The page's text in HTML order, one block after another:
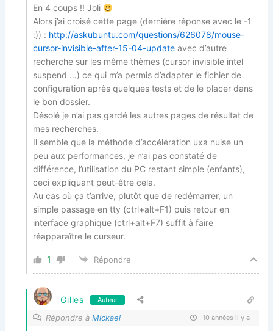
En 4 coups !! Joli
Alors j’ai croisé cette page (dernière réponse avec le -1
:)) : http://askubuntu.com/questions/626078/mouse-
cursor-invisible-after-15-04-update avec d’autre
recherche sur les même thèmes (cursor invisible intel
suspend …) ce qui m’a permis d’adapter le fichier de
configuration après quelques tests et de le placer dans
le bon dossier.
Désolé je n’ai pas gardé les autres pages de résultat de
mes recherches.
Il semble que la méthode d’accélération uxa nuise un
peu aux performances, je n’ai pas constaté de
différence, l’utilisation du PC restant simple (enfants),
ceci expliquant peut-être cela.
Au cas où ça t’arrive, plutôt que de redémarrer, un
simple passage en tty (ctrl+alt+F1) puis retour en
interface graphique (ctrl+alt+F7) suffit à faire
réapparaître le curseur.
1 Répondre
Gilles Auteur
Répondre àMickael 10 années il y a